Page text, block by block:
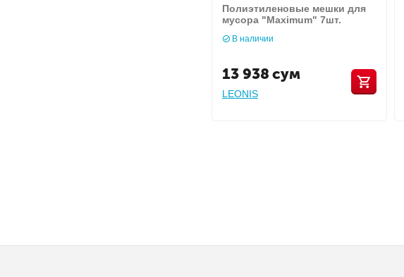
Полиэтиленовые мешки для
мусора "Maximum" 7шт.
В наличии
13 938 сум
LEONIS